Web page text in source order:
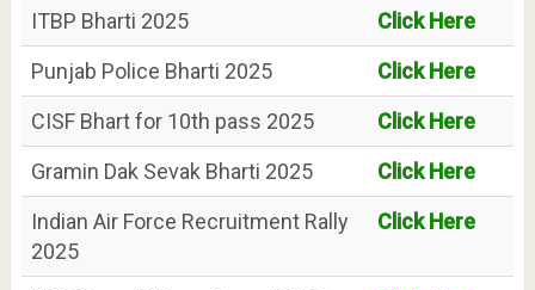
ITBP Bharti 2025
Click Here
Punjab Police Bharti 2025
Click Here
CISF Bhart for 10th pass 2025
Click Here
Gramin Dak Sevak Bharti 2025
Click Here
Indian Air Force Recruitment Rally
2025
Click Here